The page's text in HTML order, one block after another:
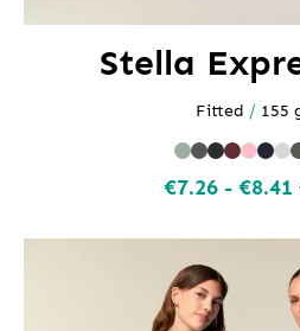
Stella
Fitted / 155
€7.26 - €8.41